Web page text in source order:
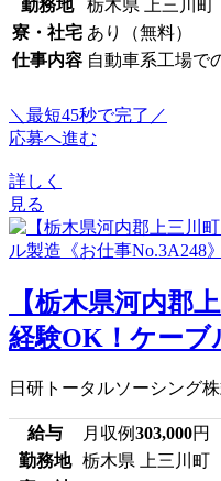
勤務地
栃木県 上三川町
寮・社宅 あり（無料）
仕事内容 自動車系工場で
＼最短45秒で完了／
応募へ進む
詳しく
見る
【栃木県河内郡
経験OK！ケーブ
日研トータルソーシング
給与 月収例303,000円
勤務地 栃木県 上三川町